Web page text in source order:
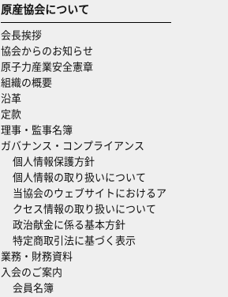
原産協会について
会長挨拶
協会からのお知らせ
原子力産業安全憲章
組織の概要
沿革
定款
理事・監事名簿
ガバナンス・コンプライアンス
個人情報保護方針
個人情報の取り扱いについて
当協会のウェブサイトにおけるア
クセス情報の取り扱いについて
政治献金に係る基本方針
特定商取引法に基づく表示
業務・財務資料
入会のご案内
会員名簿